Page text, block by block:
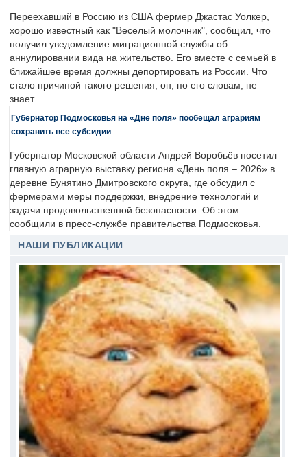
Переехавший в Россию из США фермер Джастас Уолкер,
хорошо известный как "Веселый молочник", сообщил, что
получил уведомление миграционной службы об
аннулировании вида на жительство. Его вместе с семьей в
ближайшее время должны депортировать из России. Что
стало причиной такого решения, он, по его словам, не
знает.
Губернатор Подмосковья на «Дне поля» пообещал аграриям
сохранить все субсидии
Губернатор Московской области Андрей Воробьёв посетил
главную аграрную выставку региона «День поля – 2026» в
деревне Бунятино Дмитровского округа, где обсудил с
фермерами меры поддержки, внедрение технологий и
задачи продовольственной безопасности. Об этом
сообщили в пресс-службе правительства Подмосковья.
НАШИ ПУБЛИКАЦИИ